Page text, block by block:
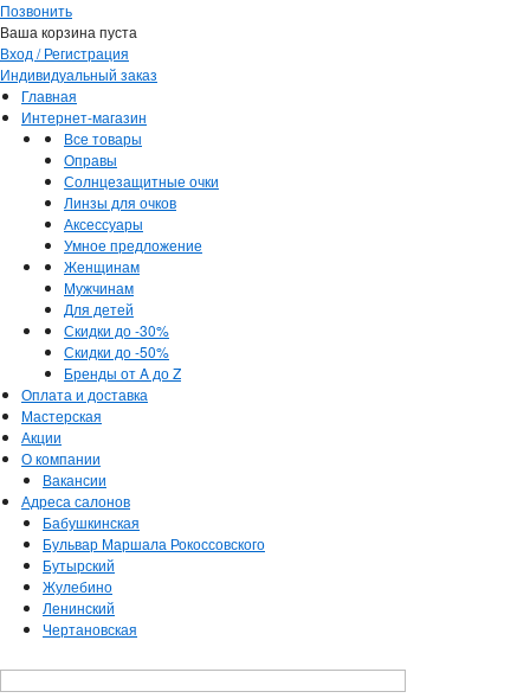
Позвонить
Ваша корзина пуста
Вход / Регистрация
Индивидуальный заказ
Главная
Интернет-магазин
Все товары
Оправы
Солнцезащитные очки
Линзы для очков
Аксессуары
Умное предложение
Женщинам
Мужчинам
Для детей
Скидки до -30%
Скидки до -50%
Бренды от A до Z
Оплата и доставка
Мастерская
Акции
О компании
Вакансии
Адреса салонов
Бабушкинская
Бульвар Маршала Рокоссовского
Бутырский
Жулебино
Ленинский
Чертановская